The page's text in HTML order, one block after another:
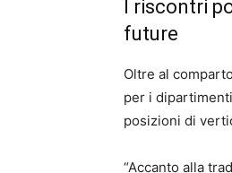
I riscontri
future
Oltre al
per i
posizioni di
“Accanto alla